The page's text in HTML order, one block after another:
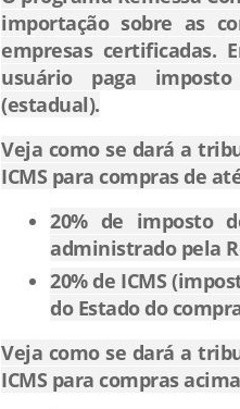
importação sobre as
empresas certificadas.
usuário paga
(estadual).
Veja como se dará a
ICMS para compras de
20% de imposto
administrado pela
20% de ICMS
do Estado do
Veja como se dará a
ICMS para compras